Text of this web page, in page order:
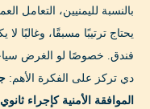
بالنسبة لليمنيين، التعامل
يحتاج ترتيبًا مسبقًا،
فندق. خصوصًا لو الغرض
دي تركز على الفكرة الأهم:
الموافقة الأمنية كإجراء ثانوي